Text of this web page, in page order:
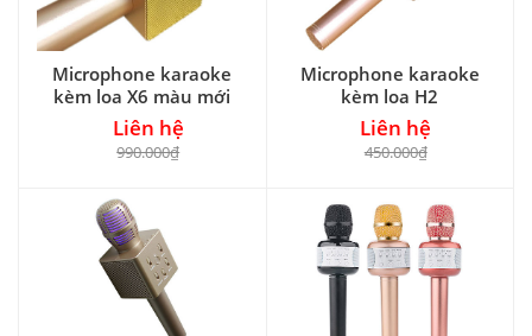
Microphone karaoke
kèm loa X6 màu mới
Liên hệ
990.000₫
Microphone karaoke
kèm loa H2
Liên hệ
450.000₫